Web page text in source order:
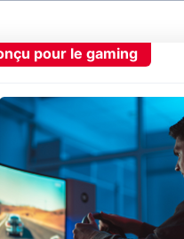
pour le gaming